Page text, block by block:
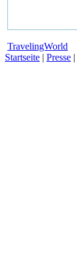
TravelingWorld
Startseite | Presse |